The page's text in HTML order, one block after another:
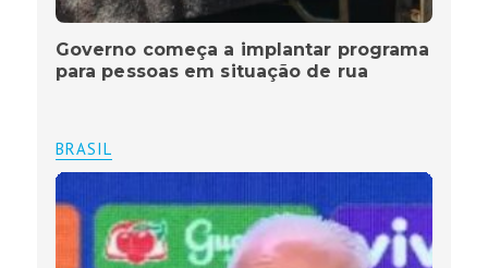
Governo começa a implantar programa
para pessoas em situação de rua
BRASIL